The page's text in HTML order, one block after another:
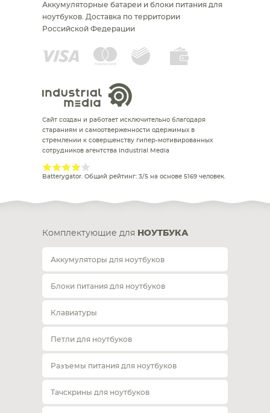
Аккумуляторные батареи и блоки питания для
ноутбуков. Доставка по территории
Российской Федерации
Сайт создан и работает исключительно благодаря
стараниям и самоотверженности одержимых в
стремлении к совершенству гипер-мотивированных
сотрудников агентства Industrial Media
Batterygator . Общий рейтинг: 3/5 на основе 5169 человек.
Комплектующие для НОУТБУКА
Аккумуляторы для ноутбуков
Блоки питания для ноутбуков
Клавиатуры
Петли для ноутбуков
Разъемы питания для ноутбуков
Тачскрины для ноутбуков